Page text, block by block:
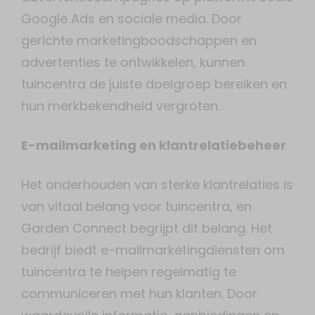
Google Ads en sociale media. Door
gerichte marketingboodschappen en
advertenties te ontwikkelen, kunnen
tuincentra de juiste doelgroep bereiken en
hun merkbekendheid vergroten.
E-mailmarketing en klantrelatiebeheer
Het onderhouden van sterke klantrelaties is
van vitaal belang voor tuincentra, en
Garden Connect begrijpt dit belang. Het
bedrijf biedt e-mailmarketingdiensten om
tuincentra te helpen regelmatig te
communiceren met hun klanten. Door